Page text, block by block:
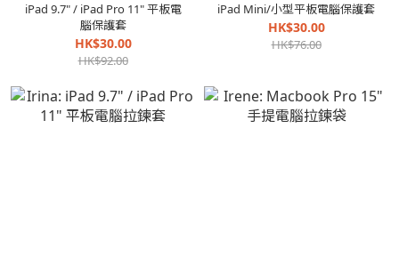
iPad 9.7" / iPad Pro 11" 平板電
腦保護套
HK$30.00
HK$92.00
iPad Mini/小型平板電腦保護套
HK$30.00
HK$76.00